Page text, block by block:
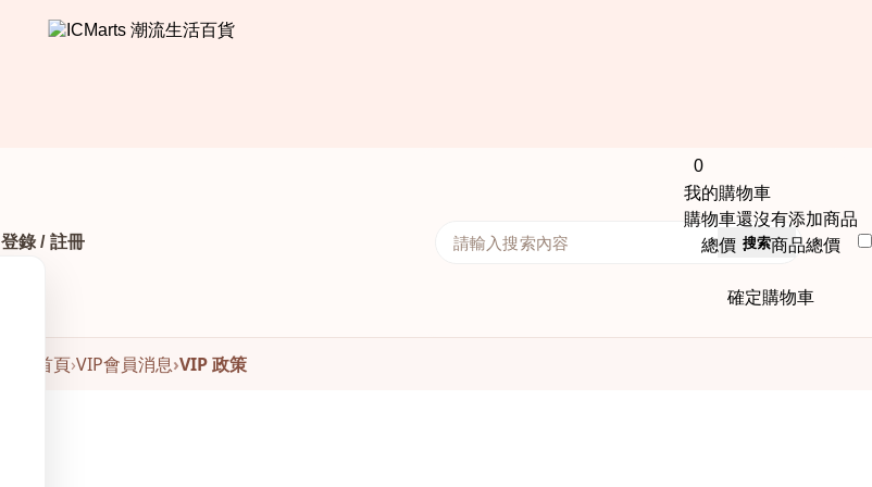
登錄 / 註冊
0
我的購物車
購物車還沒有添加商品
總價： 商品總價
確定購物車
搜索
首頁›VIP會員消息›VIP 政策